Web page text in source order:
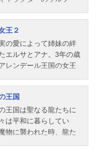
ままで～」MayJ.公開開
アニメ映画(C)Disney
女王』公式サイト「デ
タジオ」公式Twitter動
スタッフ製作総指揮：
ター製作：ロイ・コン
・ホール クリス・ウ
本：ジョーダン・ロバ
ル・ガーソン ロバー
題歌「Story(EnglishVer
開始年＆季節2014アニ
『ベイマックス』公
配信情報【PR...
う陰謀が隠されてい
ズートピア放送形態劇
リーズディズニー映画
2016年4月23日（土）
ディ・ホップス：上戸
太ベルウェザー：竹内
ウザー：高橋茂雄（サ
オンハート市長：玄田
ク：白熊寛嗣フラッシ
ッタートン夫人：根本
傷つきながらも、自分
を見つけていくモアナ
作品名モアナと伝説
劇場版アニメシリーズ
画スケジュール2017年
：尾上松也タラおばあ
マリトゥイ：安崎求シ
絵タマトア：ROLLYヘ
野曜平スタッフ監督：
カー ロン・クレメン
を救うため、誰も見た
ンターネットの世界へ
こはディズニープリン
会えるなど、何でもあ
う夢のような世界だ
険と友情も最大の危機
て＜シュガー・ラッシ
待ち受ける驚くべき運
品名シュガー・ラッシ
ン放送形態劇場版アニ
王２
の愛によって姉妹の絆
エルサとアナ。3年の歳
レンデール王国の女王
ラフと共に幸せな日々
た。だが、エルサにし
不思議な“歌声”に導か
リストフとオラフを伴
ール王国を離れて未知
王国
王国は聖なる龍たちに
は平和に暮らしてい
物に襲われた時、龍た